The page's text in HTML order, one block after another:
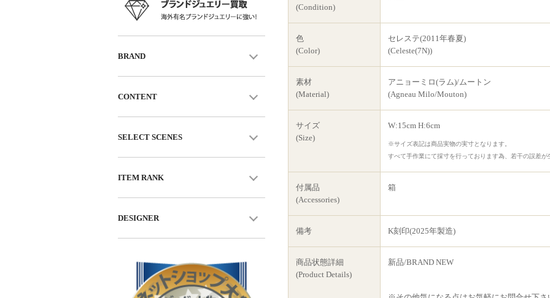
(Condition)
色
(Color)
セレステ(2011年春夏)
(Celeste(7N))
素材
(Material)
アニョーミロ(ラム)/ムートン
(Agneau Milo/Mouton)
サイズ
(Size)
W:15cm H:6cm
※サイズ表記は商品実物の実寸となります。
すべて手作業にて採寸を行っております為、若干の誤差
付属品
(Accessories)
箱
備考 K刻印(2025年製造)
商品状態詳細
(Product Details)
新品/BRAND NEW
BRAND
CONTENT
SELECT SCENES
ITEM RANK
DESIGNER